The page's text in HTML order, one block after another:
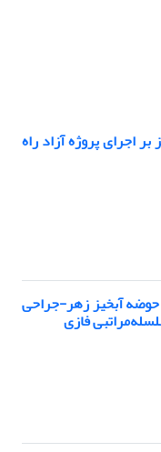
اجرای پروژه آزاد راه
حوضه آبخیز زهر-جراحی
فازی